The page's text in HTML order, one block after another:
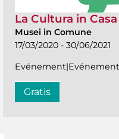
La Cultura in Casa
Musei in Comune
17/03/2020 - 30/06/2021
Gratis